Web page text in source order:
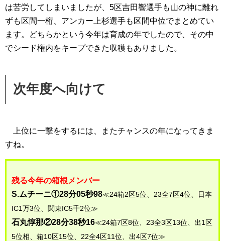
は苦労してしまいましたが、5区吉田響選手も山の神に離れ
ずも区間一桁、アンカー上杉選手も区間中位でまとめてい
ます。どちらかという今年は育成の年でしたので、その中
でシード権内をキープできた収穫もありました。
次年度へ向けて
上位に一撃をするには、またチャンスの年になってきま
すね。
残る今年の箱根メンバー
S.ムチーニ①28分05秒98≪24箱2区5位、23全7区4位、日本
IC1万3位、関東IC5千2位≫
石丸惇那②28分38秒16≪24箱7区8位、23全3区13位、出1区
5位相、箱10区15位、22全4区11位、出4区7位≫